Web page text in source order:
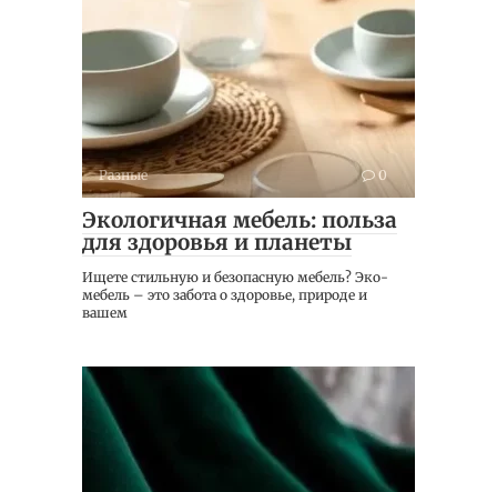
Разные 0
Экологичная мебель: польза
для здоровья и планеты
Ищете стильную и безопасную мебель? Эко-
мебель – это забота о здоровье, природе и
вашем